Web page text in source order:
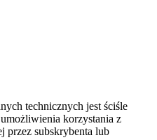
technicznych jest ściśle
korzystania z
przez subskrybenta lub